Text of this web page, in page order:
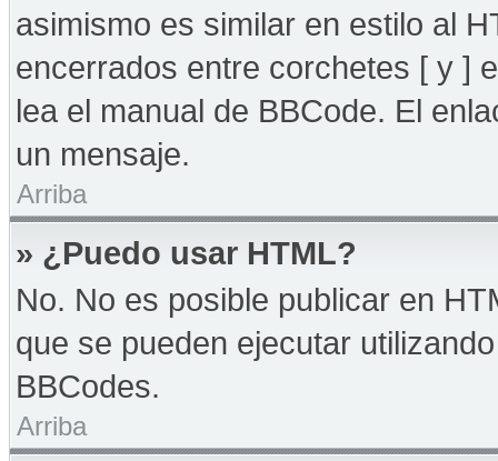
asimismo es similar en estilo al
encerrados entre corchetes [ y ]
lea el manual de BBCode. El
un mensaje.
Arriba
» ¿Puedo usar HTML?
No. No es posible publicar en
que se pueden ejecutar
BBCodes.
Arriba